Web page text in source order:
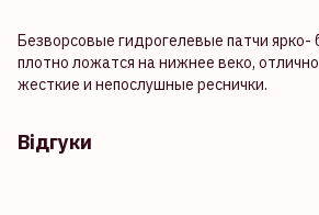
Безворсовые гидрогелевые патчи ярко-
плотно ложатся на нижнее веко,
жесткие и непослушные реснички.
Відгуки